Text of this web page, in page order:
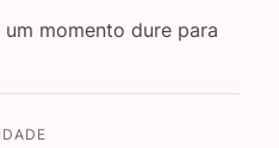
momento dure para